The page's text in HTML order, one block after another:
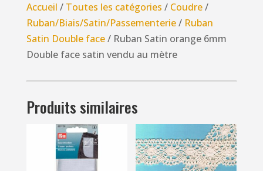
6mm
Double
face
satin
vendu
mètre
Accueil / Toutes les catégories / Coudre/
Ruban/Biais/Satin/Passementerie/ Ruban
Satin Double face/ Ruban Satin orange 6mm
Double face satin vendu au mètre
Produits similaires